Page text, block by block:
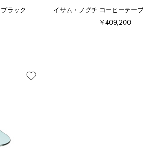
ラック
イサム・ノグチ コーヒーテー
￥409,200